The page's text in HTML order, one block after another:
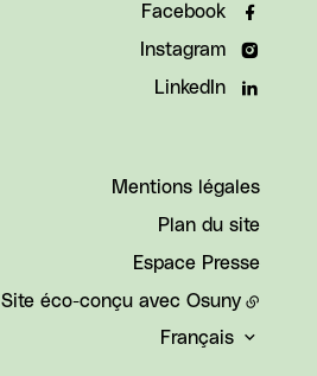
Facebook
Instagram
LinkedIn
Mentions légales
Plan du site
Espace Presse
Site éco-conçu avec Osuny
Français